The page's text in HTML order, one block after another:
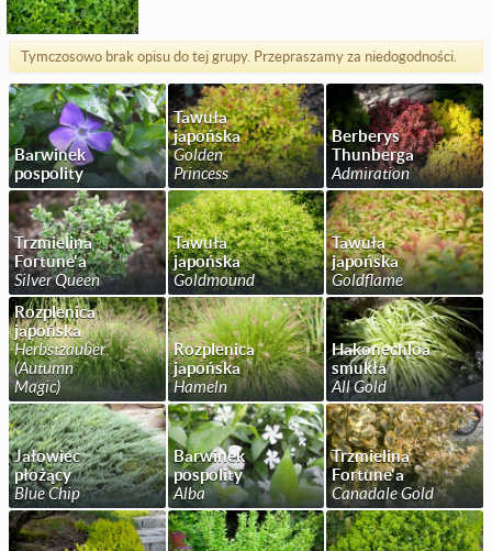
Tymczosowo brak opisu do tej grupy. Przepraszamy za niedogodności.
Barwinek
pospolity
Tawuła
japońska
Golden
Princess
Berberys
Thunberga
Admiration
Trzmielina
Fortune'a
Silver Queen
Tawuła
japońska
Goldmound
Tawuła
japońska
Goldflame
Rozplenica
japońska
Herbstzauber
(Autumn
Magic)
Rozplenica
japońska
Hameln
Hakonechloa
smukła
All Gold
Jałowiec
płożący
Blue Chip
Barwinek
pospolity
Alba
Trzmielina
Fortune'a
Canadale Gold